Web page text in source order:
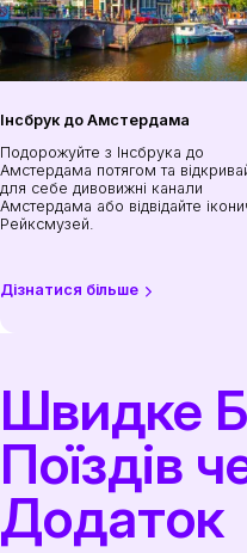
Інсбрук до Амстердама
Подорожуйте з Інсбрука до
Амстердама потягом та
для себе дивовижні канали
Амстердама або відвідайте
Рейксмузей.
Дізнатися більше
Швидке
Поїздів
Додаток